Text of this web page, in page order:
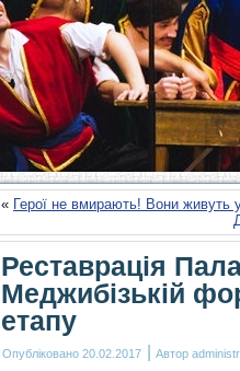
« Герої не вмирають! Вони живуть
Реставрація
Меджибізькій
етапу
Опубліковано 20.02.2017 | Автор